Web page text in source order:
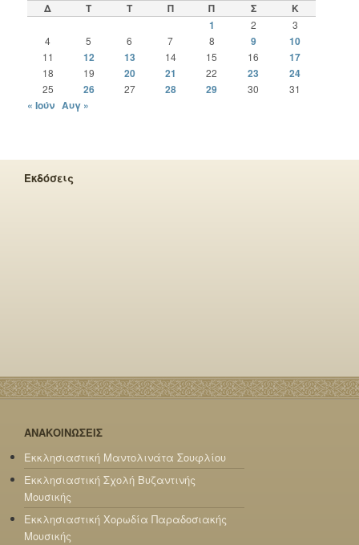
Δ Τ Τ Π Π Σ
Κ
1
2
3
4
5 6 7 8 9 10
11 12 13 14 15 16 17
18 19 20 21 22 23 24
25 26 27 28 29 30 31
« Ιούν Αυγ »
Εκδόσεις
ΑΝΑΚΟΙΝΩΣΕΙΣ
Εκκλησιαστική Μαντολινάτα Σουφλίου
Εκκλησιαστική Σχολή Βυζαντινής
Μουσικής
Εκκλησιαστική Χορωδία Παραδοσιακής
Μουσικής